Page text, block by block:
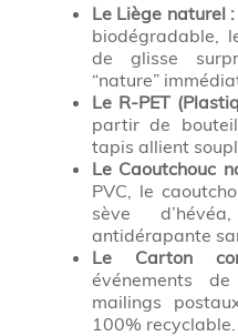
Le Liège naturel :
biodégradable,
de glisse
“nature”
Le R-PET
partir de
tapis allient
Le Caoutchouc
PVC, le
sève
antidérapante
Le Carton
événements
mailings
100% recyclable.